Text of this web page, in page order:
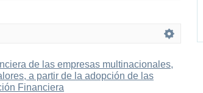
de las empresas multinacionales,
a partir de la adopción de las
Financiera